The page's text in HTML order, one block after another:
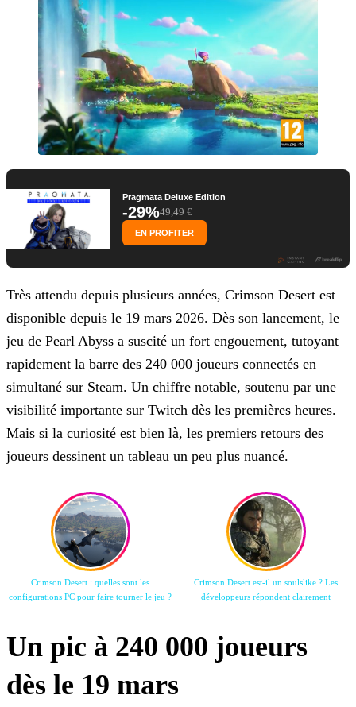
Pragmata Deluxe Edition
-29%49,49 €
EN PROFITER
Très attendu depuis plusieurs années, Crimson Desert est
disponible depuis le 19 mars 2026. Dès son lancement, le
jeu de Pearl Abyss a suscité un fort engouement, tutoyant
rapidement la barre des 240 000 joueurs connectés en
simultané sur Steam. Un chiffre notable, soutenu par une
visibilité importante sur Twitch dès les premières heures.
Mais si la curiosité est bien là, les premiers retours des
joueurs dessinent un tableau un peu plus nuancé.
Crimson Desert : quelles sont les
configurations PC pour faire tourner le jeu ?
Crimson Desert est-il un soulslike ? Les
développeurs répondent clairement
Un pic à 240 000 joueurs
dès le 19 mars